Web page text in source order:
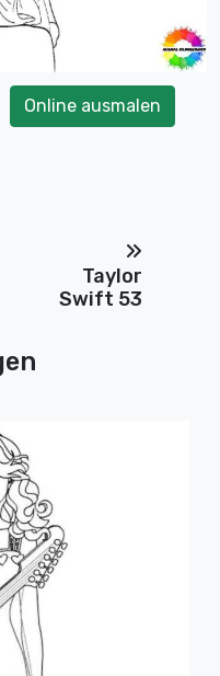
Online ausmalen
Taylor
Swift 53